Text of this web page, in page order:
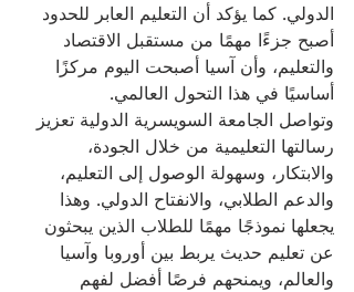
الدولي. كما يؤكد أن التعليم العابر للحدود
أصبح جزءًا مهمًا من مستقبل الاقتصاد
والتعليم، وأن آسيا أصبحت اليوم مركزًا
أساسيًا في هذا التحول العالمي.
وتواصل الجامعة السويسرية الدولية تعزيز
رسالتها التعليمية من خلال الجودة،
والابتكار، وسهولة الوصول إلى التعليم،
والدعم الطلابي، والانفتاح الدولي. وهذا
يجعلها نموذجًا مهمًا للطلاب الذين يبحثون
عن تعليم حديث يربط بين أوروبا وآسيا
والعالم، ويمنحهم فرصًا أفضل لفهم